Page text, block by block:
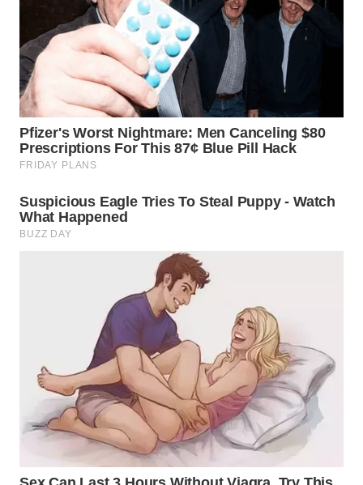
WN
SUMEDANG
WN
CIANJUR
WN
SERIBU
WN
CIREBON
WN
INDRAMAYU
WN